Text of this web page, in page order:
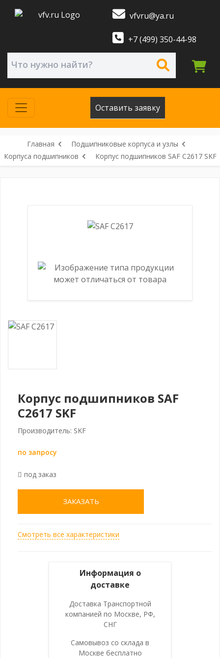
vfvru@ya.ru
+7 (499) 350-44-98
Оставить заявку
Главная
Подшипниковые корпуса и узлы
Корпуса подшипников
Корпус подшипников SAF C2617 SKF
Корпус подшипников SAF
C2617 SKF
Производитель: SKF
по запросу
под заказ
ЗАКАЗАТЬ
Смотреть все характеристики
Информация о
доставке
Доставка Транспортной
компанией по Москве, РФ,
СНГ
Самовывоз со склада в
Москве бесплатно